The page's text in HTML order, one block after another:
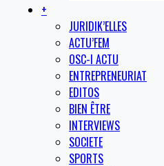
+
JURIDIK’ELLES
ACTU’FEM
OSC-I ACTU
ENTREPRENEURIAT
EDITOS
BIEN ÊTRE
INTERVIEWS
SOCIETE
SPORTS